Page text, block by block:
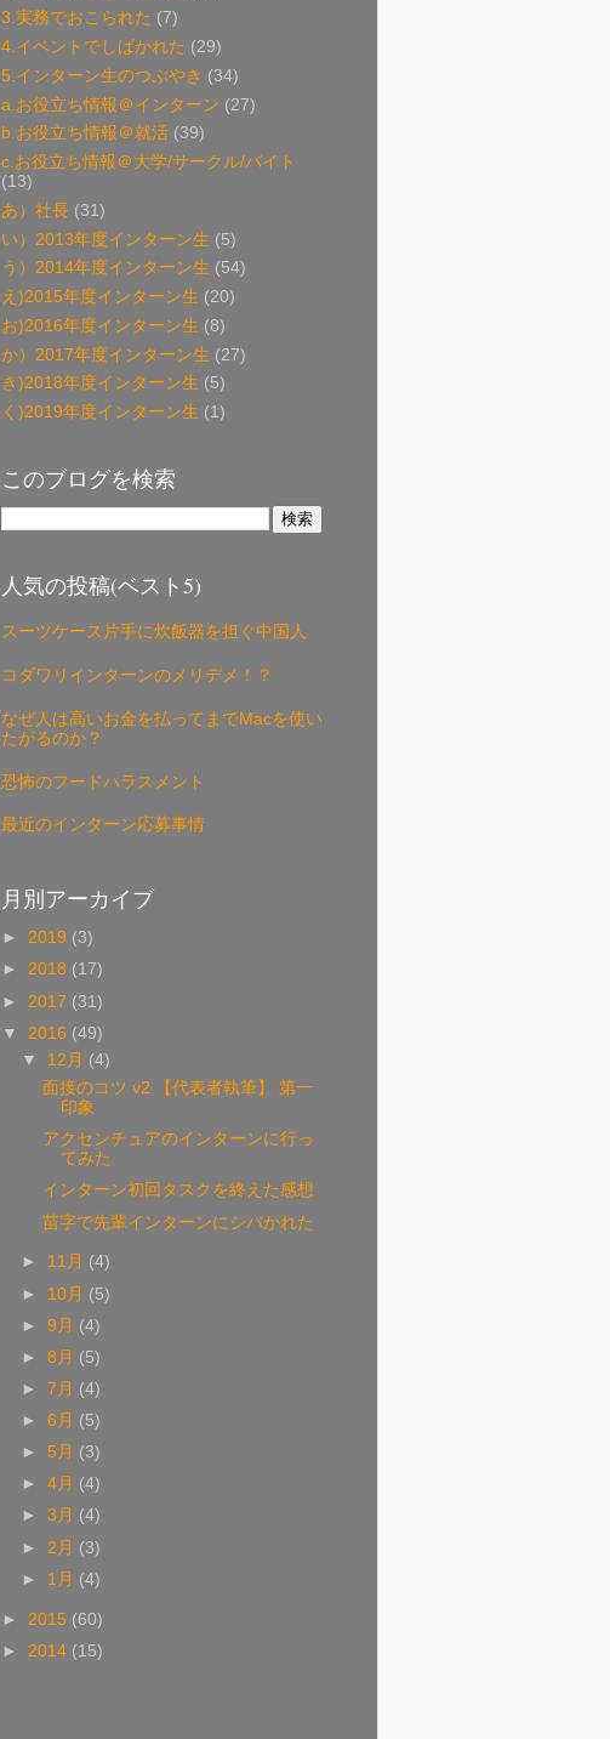
3.実務でおこられた (7)
4.イベントでしばかれた (29)
5.インターン生のつぶやき (34)
a.お役立ち情報＠インターン (27)
b.お役立ち情報＠就活 (39)
c.お役立ち情報＠大学/サークル/バイト
(13)
あ）社長 (31)
い）2013年度インターン生 (5)
う）2014年度インターン生 (54)
え)2015年度インターン生 (20)
お)2016年度インターン生 (8)
か）2017年度インターン生 (27)
き)2018年度インターン生 (5)
く)2019年度インターン生 (1)
このブログを検索
人気の投稿(ベスト5)
スーツケース片手に炊飯器を担ぐ中国人
コダワリインターンのメリデメ！？
なぜ人は高いお金を払ってまでMacを使い
たがるのか？
恐怖のフードハラスメント
最近のインターン応募事情
月別アーカイブ
► 2019 (3)
► 2018 (17)
► 2017 (31)
▼ 2016 (49)
▼ 12月 (4)
面接のコツ v2 【代表者執筆】 第一
印象
アクセンチュアのインターンに行っ
てみた
インターン初回タスクを終えた感想
苗字で先輩インターンにシバかれた
► 11月 (4)
► 10月 (5)
►9月 (4)
►8月 (5)
►7月 (4)
►6月 (5)
► 5月 (3)
►4月 (4)
►3月 (4)
► 2月 (3)
► 1月 (4)
► 2015 (60)
► 2014 (15)